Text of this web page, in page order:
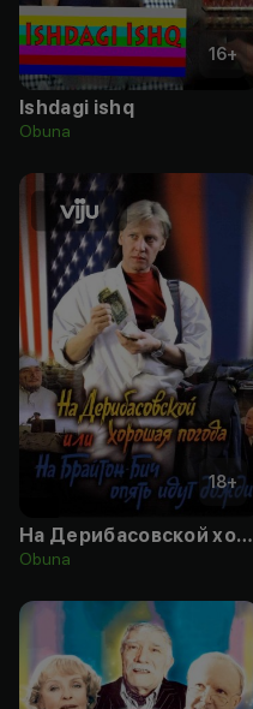
16+
Ishdagi ishq
Obuna
18+
На Дерибасовской хорошая погода, или На Брайтон-Бич опять идут дожди
Obuna